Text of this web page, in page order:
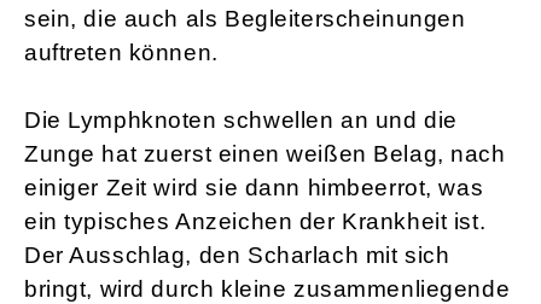
sein, die auch als Begleiterscheinungen
auftreten können.
Die Lymphknoten schwellen an und die
Zunge hat zuerst einen weißen Belag, nach
einiger Zeit wird sie dann himbeerrot, was
ein typisches Anzeichen der Krankheit ist.
Der Ausschlag, den Scharlach mit sich
bringt, wird durch kleine zusammenliegende